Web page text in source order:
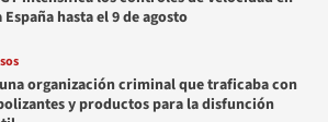
hasta el 9 de agosto
organización criminal que traficaba con
y productos para la disfunción